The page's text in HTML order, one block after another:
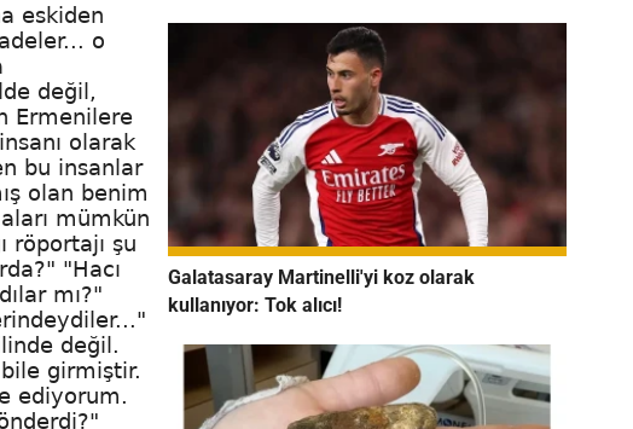
eskiden
o
değil,
Ermenilere
olarak
bu insanlar
olan benim
mümkün
röportajı şu
"Hacı
mı?"
değil.
girmiştir.
ediyorum.
Galatasaray Martinelli'yi koz olarak
kullanıyor: Tok alıcı!